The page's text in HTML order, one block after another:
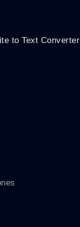
to Text Converter